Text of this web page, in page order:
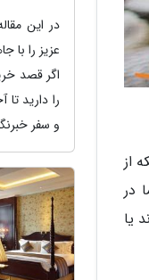
از
در
یا
در این
عزیز را با
اگر قصد
را دارید
و سفر